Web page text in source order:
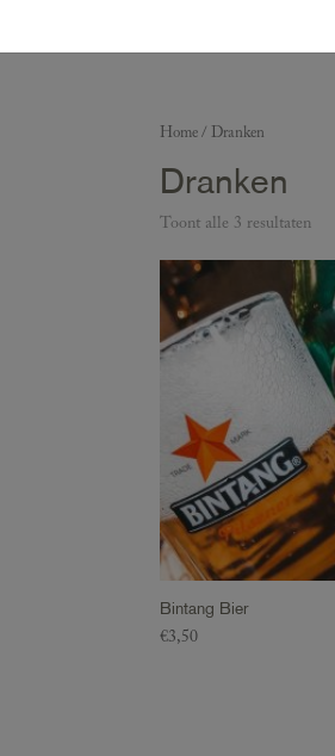
Home / Dranken
Dranken
Toont alle 3 resultaten
Bintang Bier
€3,50